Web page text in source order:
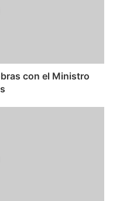
con el Ministro